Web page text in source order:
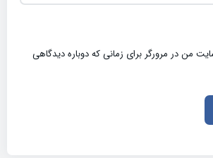
من در مرورگر برای زمانی که دوباره دیدگاهی